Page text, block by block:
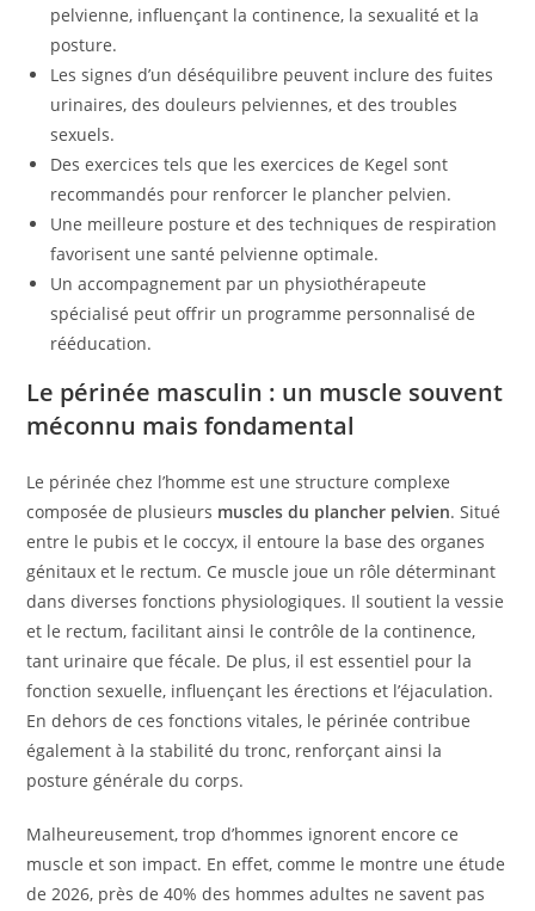
pelvienne, influençant la continence, la sexualité et la
posture.
Les signes d’un déséquilibre peuvent inclure des fuites
urinaires, des douleurs pelviennes, et des troubles
sexuels.
Des exercices tels que les exercices de Kegel sont
recommandés pour renforcer le plancher pelvien.
Une meilleure posture et des techniques de respiration
favorisent une santé pelvienne optimale.
Un accompagnement par un physiothérapeute
spécialisé peut offrir un programme personnalisé de
rééducation.
Le périnée masculin : un muscle souvent
méconnu mais fondamental
Le périnée chez l’homme est une structure complexe
composée de plusieurs muscles du plancher pelvien. Situé
entre le pubis et le coccyx, il entoure la base des organes
génitaux et le rectum. Ce muscle joue un rôle déterminant
dans diverses fonctions physiologiques. Il soutient la vessie
et le rectum, facilitant ainsi le contrôle de la continence,
tant urinaire que fécale. De plus, il est essentiel pour la
fonction sexuelle, influençant les érections et l’éjaculation.
En dehors de ces fonctions vitales, le périnée contribue
également à la stabilité du tronc, renforçant ainsi la
posture générale du corps.
Malheureusement, trop d’hommes ignorent encore ce
muscle et son impact. En effet, comme le montre une étude
de 2026, près de 40% des hommes adultes ne savent pas